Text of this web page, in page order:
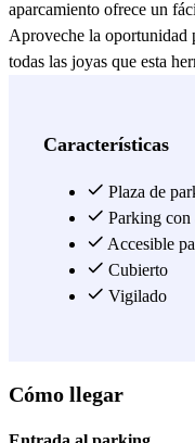
aparcamiento ofrece un
Aproveche la oportunidad
todas las joyas que esta
Chapelle Saint-Pry o
disfrutar de una deliciosa
renombre, como La
gastronómica memorable,
tradicionales servidos en
Parclick y el parking
Características
Plaza de
Parking con
Accesible
Cubierto
Vigilado
Cómo llegar